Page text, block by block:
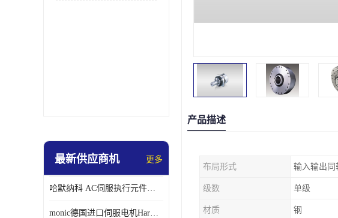
最新供应商机 更多
哈默纳科 AC伺服执行元件扁平型SHA系列 议价
monic德国进口伺服电机Har中国总代理单价
产品描述
布局形式 输入输出同
级数 单级
材质 钢